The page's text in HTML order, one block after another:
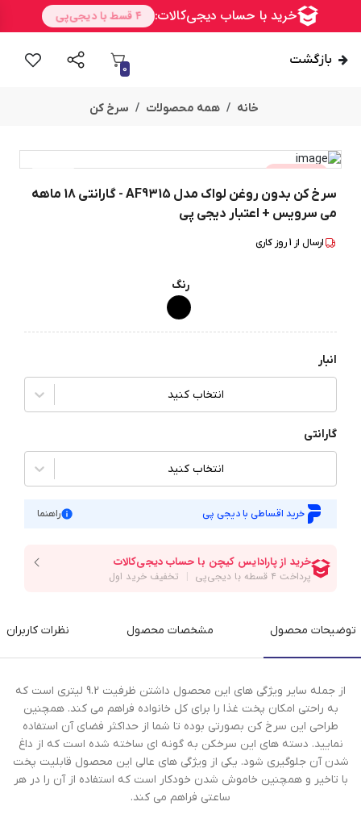
بازگشت
0
خانه همه محصولات سرخ کن
تخفیف %3
سرخ کن بدون روغن لواک مدل AF9315 - گارانتی 18 ماهه
می سرویس + اعتبار دیجی پی
ارسال از 1روز کاری
رنگ
انبار
انتخاب کنید
گارانتی
انتخاب کنید
خرید اقساطی با دیجی پی راهنما
توضیحات محصول مشخصات محصول نظرات کاربران
از جمله سایر ویژگی های این محصول داشتن ظرفیت 9.2 لیتری است که
به راحتی امکان پخت غذا را برای کل خانواده فراهم می کند. همچنین
طراحی این سرخ کن بصورتی بوده تا شما از حداکثر فضای آن استفاده
نمایید. دسته های این سرخکن به گونه ای ساخته شده است که از داغ
شدن آن جلوگیری شود. یکی از ویژگی های عالی این محصول قابلیت پخت
با تاخیر و همچنین خاموش شدن خودکار است که استفاده از آن را در هر
ساعتی فراهم می کند.